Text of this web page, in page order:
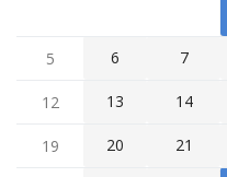
5 6 7
12 13 14
19 20 21